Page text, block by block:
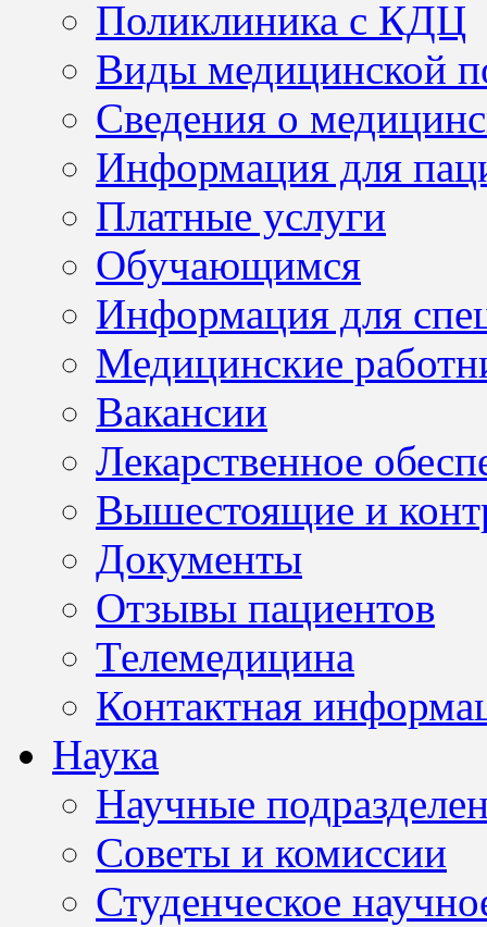
Поликлиника с КДЦ
Виды медицинской
Сведения о
Информация для
Платные услуги
Обучающимся
Информация для
Медицинские
Вакансии
Лекарственное
Вышестоящие и
Документы
Отзывы пациентов
Телемедицина
Контактная
Наука
Научные
Советы и комиссии
Студенческое